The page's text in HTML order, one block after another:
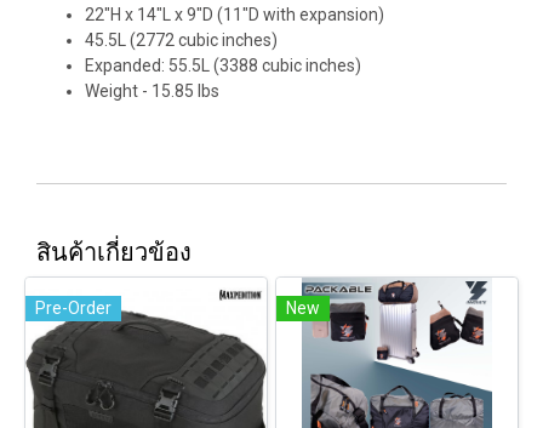
22"H x 14"L x 9"D (11"D with expansion)
45.5L (2772 cubic inches)
Expanded: 55.5L (3388 cubic inches)
Weight - 15.85 lbs
สินค้าเกี่ยวข้อง
Pre-Order New